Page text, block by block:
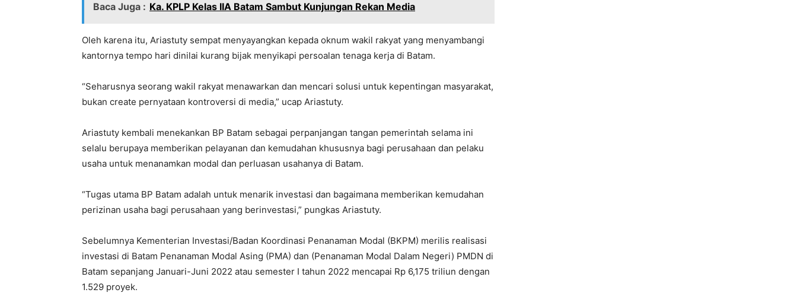
Baca Juga : Ka. KPLP Kelas IIA Batam Sambut Kunjungan Rekan Media
Oleh karena itu, Ariastuty sempat menyayangkan kepada oknum wakil rakyat yang menyambangi
kantornya tempo hari dinilai kurang bijak menyikapi persoalan tenaga kerja di Batam.
“Seharusnya seorang wakil rakyat menawarkan dan mencari solusi untuk kepentingan masyarakat,
bukan create pernyataan kontroversi di media,” ucap Ariastuty.
Ariastuty kembali menekankan BP Batam sebagai perpanjangan tangan pemerintah selama ini
selalu berupaya memberikan pelayanan dan kemudahan khususnya bagi perusahaan dan pelaku
usaha untuk menanamkan modal dan perluasan usahanya di Batam.
“Tugas utama BP Batam adalah untuk menarik investasi dan bagaimana memberikan kemudahan
perizinan usaha bagi perusahaan yang berinvestasi,” pungkas Ariastuty.
Sebelumnya Kementerian Investasi/Badan Koordinasi Penanaman Modal (BKPM) merilis realisasi
investasi di Batam Penanaman Modal Asing (PMA) dan (Penanaman Modal Dalam Negeri) PMDN di
Batam sepanjang Januari-Juni 2022 atau semester I tahun 2022 mencapai Rp 6,175 triliun dengan
1.529 proyek.